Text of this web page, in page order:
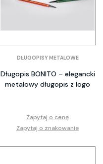
DŁUGOPISY METALOWE
Długopis BONITO – elegancki
metalowy długopis z logo
Zapytaj o cenę
Zapytaj o znakowanie